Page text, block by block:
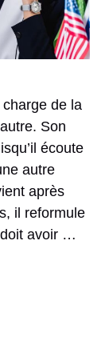
charge de la
Son
écoute
autre
après
il reformule
doit avoir …